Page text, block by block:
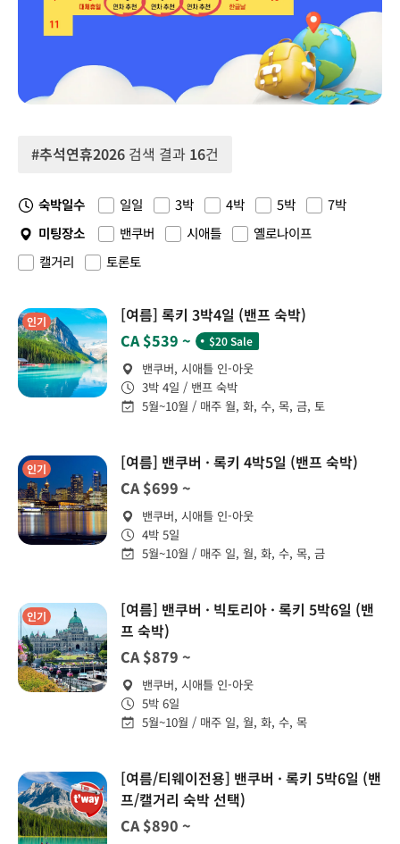
#추석연휴2026 검색 결과 16건
숙박일수 일일 3박 4박 5박
7박
미팅장소
밴쿠버 시애틀
옐로나이프
캘거리
토론토
인기
[여름] 록키 3박4일 (밴프 숙박)
CA $539 ~
$20 Sale
˙
밴쿠버, 시애틀 인-아웃
3박 4일 / 밴프 숙박
5월~10월 / 매주 월, 화, 수, 목, 금, 토
인기
[여름] 밴쿠버 · 록키 4박5일 (밴프 숙박)
CA $699 ~
밴쿠버, 시애틀 인-아웃
4박 5일
5월~10월 / 매주 일, 월, 화, 수, 목, 금
인기
[여름] 밴쿠버 · 빅토리아 · 록키 5박6일 (밴
프 숙박)
CA $879 ~
밴쿠버, 시애틀 인-아웃
5박 6일
5월~10월 / 매주 일, 월, 화, 수, 목
[여름/티웨이전용] 밴쿠버 · 록키 5박6일 (밴
프/캘거리 숙박 선택)
CA $890 ~